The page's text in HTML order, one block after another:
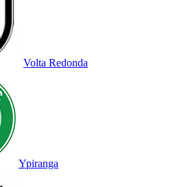
Volta Redonda
Ypiranga